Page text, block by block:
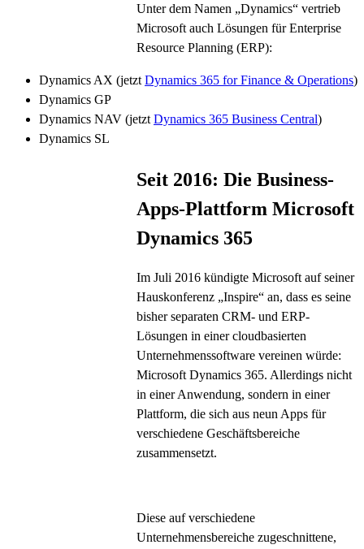
Unter dem Namen „Dynamics“ vertrieb
Microsoft auch Lösungen für Enterprise
Resource Planning (ERP):
Dynamics AX (jetzt Dynamics 365 for Finance & Operations)
Dynamics GP
Dynamics NAV (jetzt Dynamics 365 Business Central)
Dynamics SL
Seit 2016: Die Business-
Apps-Plattform Microsoft
Dynamics 365
Im Juli 2016 kündigte Microsoft auf seiner
Hauskonferenz „Inspire“ an, dass es seine
bisher separaten CRM- und ERP-
Lösungen in einer cloudbasierten
Unternehmenssoftware vereinen würde:
Microsoft Dynamics 365. Allerdings nicht
in einer Anwendung, sondern in einer
Plattform, die sich aus neun Apps für
verschiedene Geschäftsbereiche
zusammensetzt.
Diese auf verschiedene
Unternehmensbereiche zugeschnittene,